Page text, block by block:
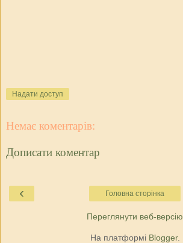
Надати доступ
Немає коментарів:
Дописати коментар
‹ Головна сторінка
Переглянути веб-версію
На платформі Blogger.